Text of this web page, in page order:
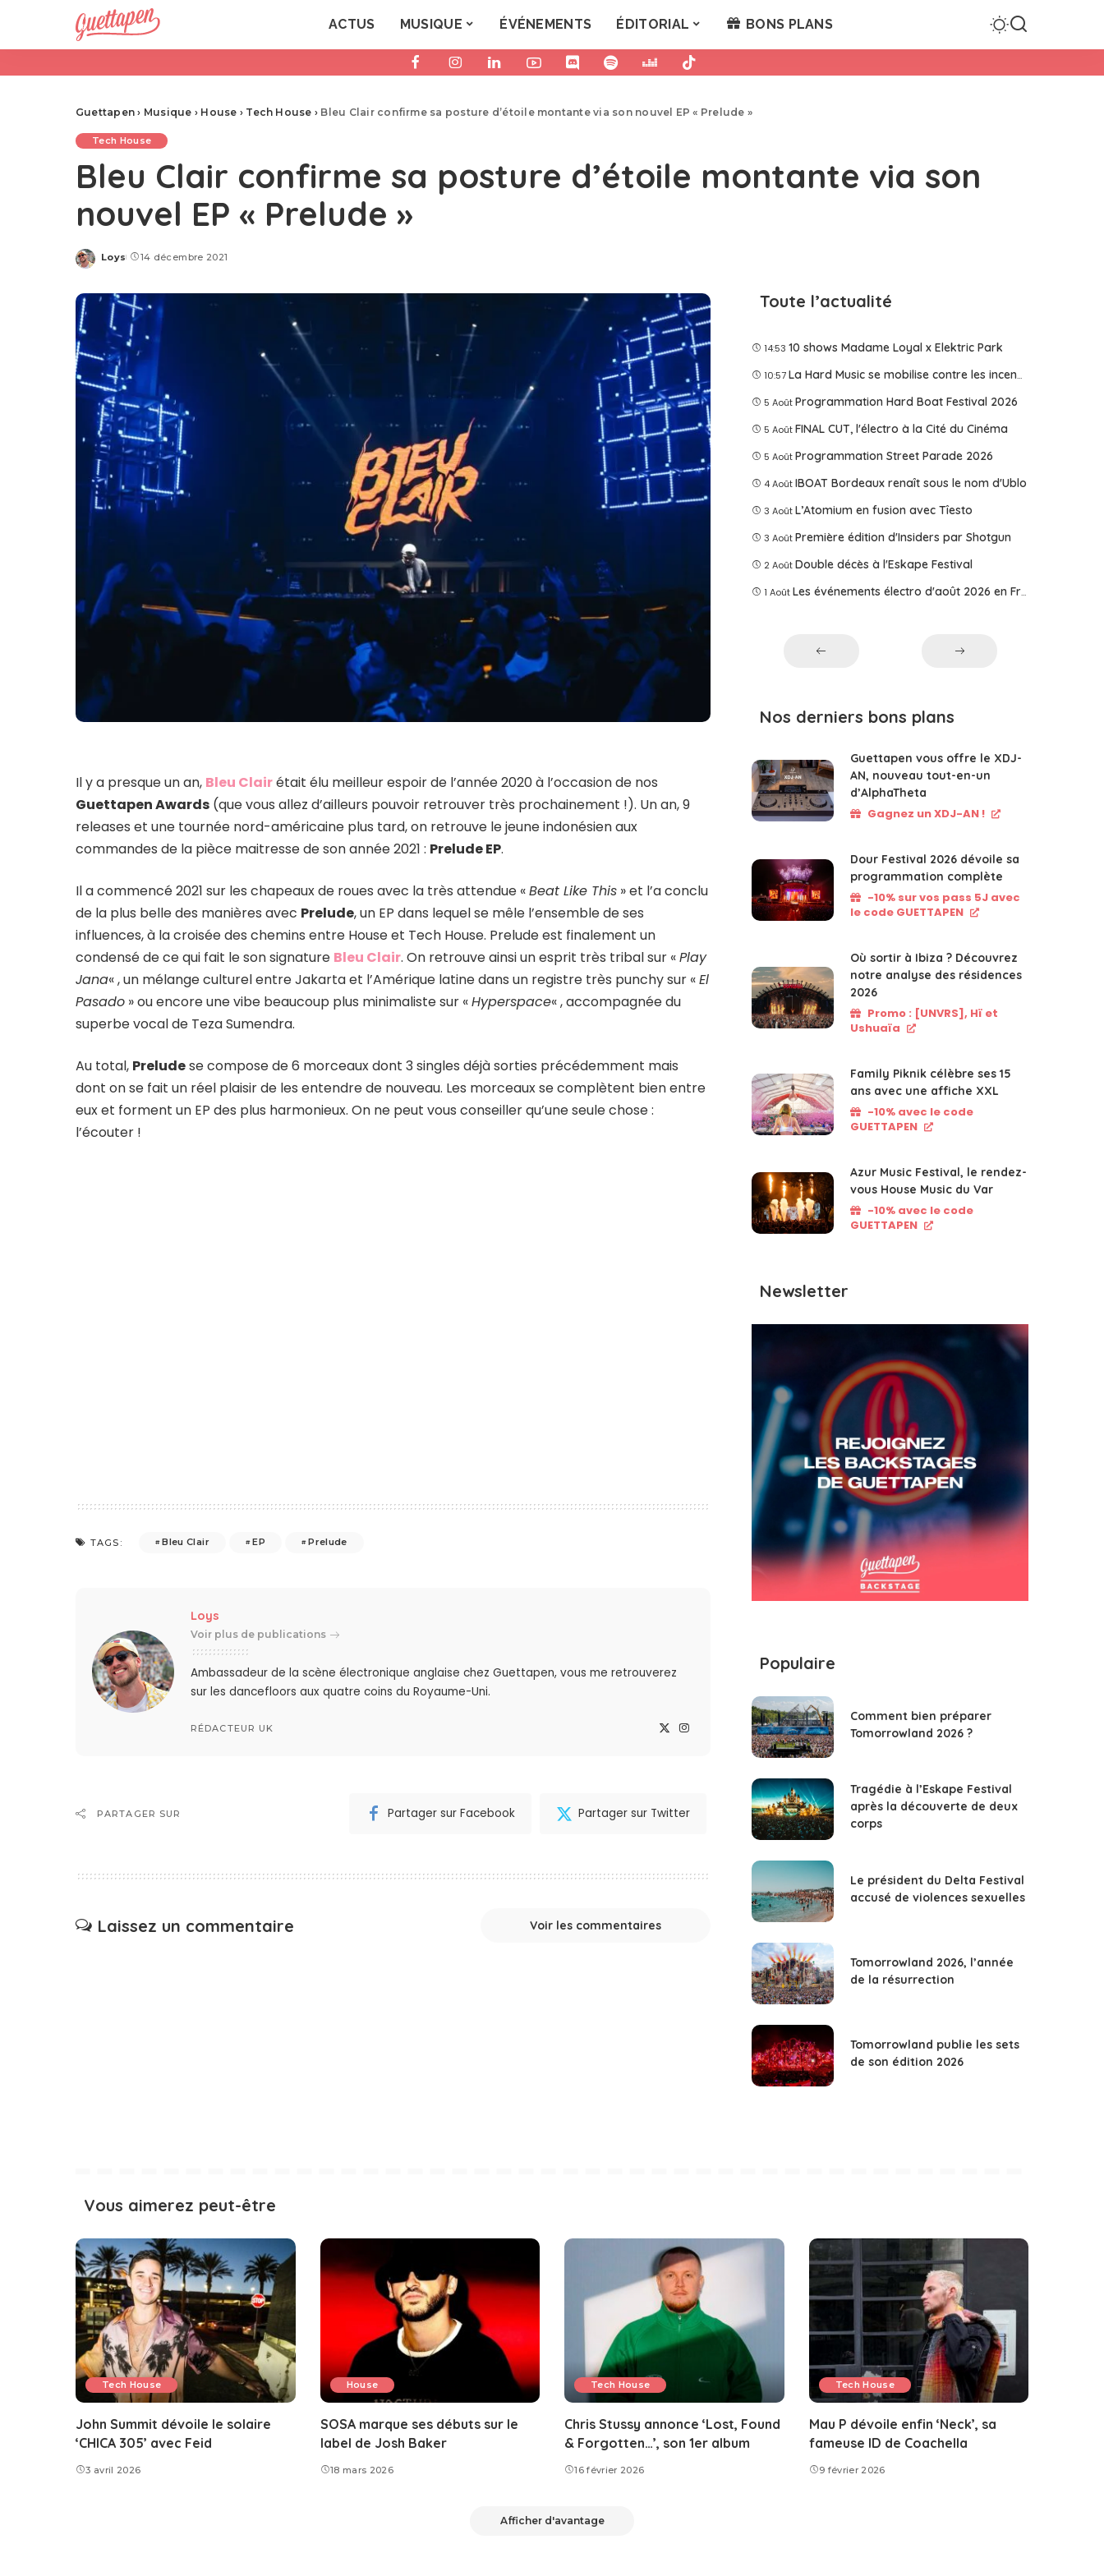
ACTUS MUSIQUE ÉVÉNEMENTS ÉDITORIAL BONS PLANS
Guettapen › Musique › House › Tech House › Bleu Clair confirme sa posture d’étoile montante via son nouvel EP « Prelude »
Tech House
Bleu Clair confirme sa posture d’étoile montante via son
nouvel EP « Prelude »
Posted
Loys 14 décembre 2021
Il y a presque un an, Bleu Clairétait élu meilleur espoir de l’année 2020 à l’occasion de nos
Guettapen Awards (que vous allez d’ailleurs pouvoir retrouver très prochainement !). Un an, 9
releases et une tournée nord-américaine plus tard, on retrouve le jeune indonésien aux
commandes de la pièce maitresse de son année 2021 : Prelude EP.
Il a commencé 2021 sur les chapeaux de roues avec la très attendue «Beat Like This » et l’a conclu
de la plus belle des manières avec Prelude, un EP dans lequel se mêle l’ensemble de ses
influences, à la croisée des chemins entre House et Tech House. Prelude est finalement un
condensé de ce qui fait le son signature Bleu Clair. On retrouve ainsi un esprit très tribal sur «Play
Jana« , un mélange culturel entre Jakarta et l’Amérique latine dans un registre très punchy sur «El
Pasado » ou encore une vibe beaucoup plus minimaliste sur «Hyperspace« , accompagnée du
superbe vocal de Teza Sumendra.
Au total, Preludese compose de 6 morceaux dont 3 singles déjà sorties précédemment mais
dont on se fait un réel plaisir de les entendre de nouveau. Les morceaux se complètent bien entre
eux et forment un EP des plus harmonieux. On ne peut vous conseiller qu’une seule chose :
l’écouter !
TAGS: Bleu Clair EP Prelude
Loys
Voir plus de publications
Ambassadeur de la scène électronique anglaise chez Guettapen, vous me retrouverez
sur les dancefloors aux quatre coins du Royaume-Uni.
RÉDACTEUR UK
PARTAGER SUR Partager sur Facebook Partager sur Twitter
Laissez un commentaire Voir les commentaires
Toute l’actualité
14:53 10 shows Madame Loyal x Elektric Park
10:57 La Hard Music se mobilise contre les incendies
5 Août Programmation Hard Boat Festival 2026
5 Août FINAL CUT, l'électro à la Cité du Cinéma
5 Août Programmation Street Parade 2026
4 Août IBOAT Bordeaux renaît sous le nom d'Ublo
3 Août L’Atomium en fusion avec Tîesto
3 Août Première édition d'Insiders par Shotgun
2 Août Double décès à l'Eskape Festival
1 Août Les événements électro d'août 2026 en France
Nos derniers bons plans
Guettapen vous offre le XDJ-
AN, nouveau tout-en-un
d’AlphaTheta
Gagnez un XDJ-AN !
Dour Festival 2026 dévoile sa
programmation complète
-10% sur vos pass 5J avec
le code GUETTAPEN
Où sortir à Ibiza ? Découvrez
notre analyse des résidences
2026
Promo : [UNVRS], Hï et
Ushuaïa
Family Piknik célèbre ses 15
ans avec une affiche XXL
-10% avec le code
GUETTAPEN
Azur Music Festival, le rendez-
vous House Music du Var
-10% avec le code
GUETTAPEN
Newsletter
Populaire
Comment bien préparer
Tomorrowland 2026 ?
Tragédie à l’Eskape Festival
après la découverte de deux
corps
Le président du Delta Festival
accusé de violences sexuelles
Tomorrowland 2026, l’année
de la résurrection
Tomorrowland publie les sets
de son édition 2026
Vous aimerez peut-être
Tech House
John Summit dévoile le solaire
‘CHICA 305’ avec Feid
3 avril 2026
House
SOSA marque ses débuts sur le
label de Josh Baker
18 mars 2026
Tech House
Chris Stussy annonce ‘Lost, Found
& Forgotten…’, son 1er album
16 février 2026
Tech House
Mau P dévoile enfin ‘Neck’, sa
fameuse ID de Coachella
9 février 2026
Afficher d'avantage